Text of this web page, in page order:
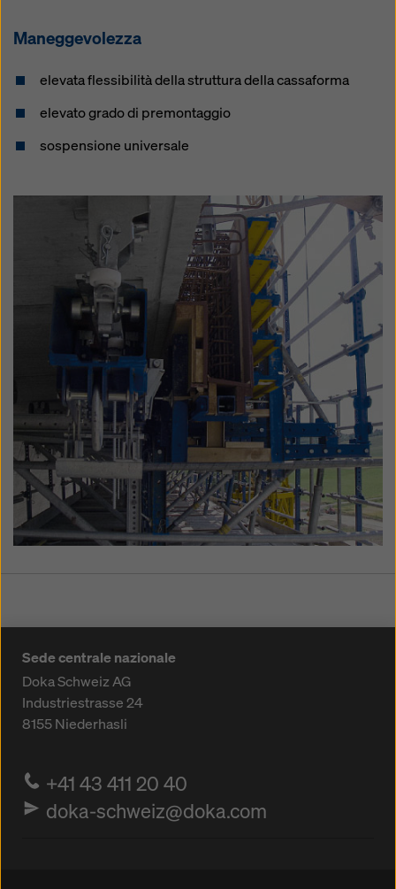
Maneggevolezza
elevata flessibilità della struttura della cassaforma
elevato grado di premontaggio
sospensione universale
Sede centrale nazionale
Doka Schweiz AG
Industriestrasse 24
8155Niederhasli
+41 43 411 20 40
doka-schweiz@doka.com